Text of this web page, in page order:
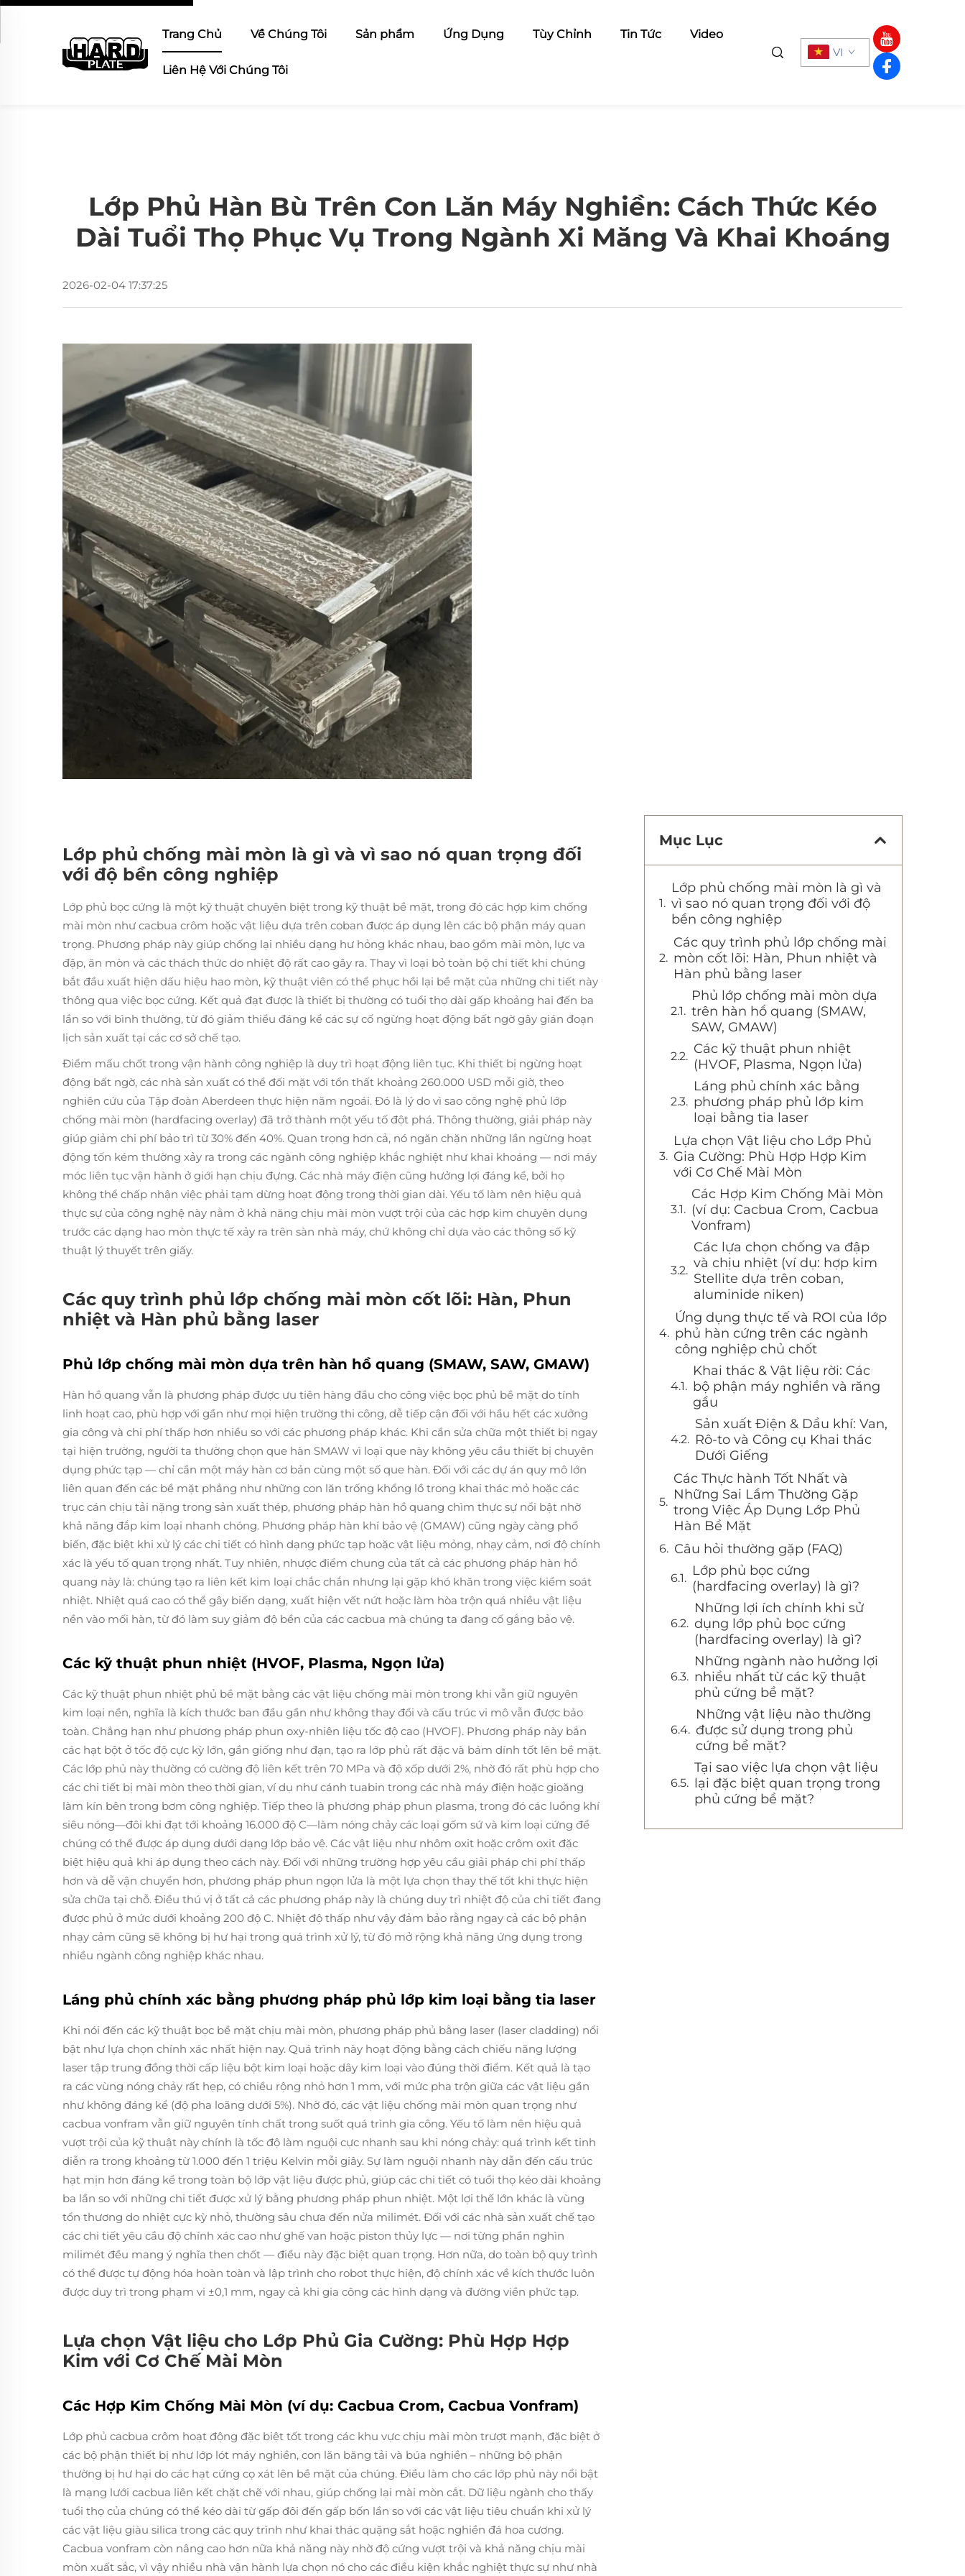
Trang Chủ Về Chúng Tôi Sản phẩm Ứng Dụng Tùy Chỉnh Tin Tức Video
Liên Hệ Với Chúng Tôi
VI
Lớp Phủ Hàn Bù Trên Con Lăn Máy Nghiền: Cách Thức Kéo
Dài Tuổi Thọ Phục Vụ Trong Ngành Xi Măng Và Khai Khoáng
2026-02-04 17:37:25
Lớp phủ chống mài mòn là gì và vì sao nó quan trọng đối
với độ bền công nghiệp
Lớp phủ bọc cứng là một kỹ thuật chuyên biệt trong kỹ thuật bề mặt, trong đó các hợp kim chống
mài mòn như cacbua crôm hoặc vật liệu dựa trên coban được áp dụng lên các bộ phận máy quan
trọng. Phương pháp này giúp chống lại nhiều dạng hư hỏng khác nhau, bao gồm mài mòn, lực va
đập, ăn mòn và các thách thức do nhiệt độ rất cao gây ra. Thay vì loại bỏ toàn bộ chi tiết khi chúng
bắt đầu xuất hiện dấu hiệu hao mòn, kỹ thuật viên có thể phục hồi lại bề mặt của những chi tiết này
thông qua việc bọc cứng. Kết quả đạt được là thiết bị thường có tuổi thọ dài gấp khoảng hai đến ba
lần so với bình thường, từ đó giảm thiểu đáng kể các sự cố ngừng hoạt động bất ngờ gây gián đoạn
lịch sản xuất tại các cơ sở chế tạo.
Điểm mấu chốt trong vận hành công nghiệp là duy trì hoạt động liên tục. Khi thiết bị ngừng hoạt
động bất ngờ, các nhà sản xuất có thể đối mặt với tổn thất khoảng 260.000 USD mỗi giờ, theo
nghiên cứu của Tập đoàn Aberdeen thực hiện năm ngoái. Đó là lý do vì sao công nghệ phủ lớp
chống mài mòn (hardfacing overlay) đã trở thành một yếu tố đột phá. Thông thường, giải pháp này
giúp giảm chi phí bảo trì từ 30% đến 40%. Quan trọng hơn cả, nó ngăn chặn những lần ngừng hoạt
động tốn kém thường xảy ra trong các ngành công nghiệp khắc nghiệt như khai khoáng — nơi máy
móc liên tục vận hành ở giới hạn chịu đựng. Các nhà máy điện cũng hưởng lợi đáng kể, bởi họ
không thể chấp nhận việc phải tạm dừng hoạt động trong thời gian dài. Yếu tố làm nên hiệu quả
thực sự của công nghệ này nằm ở khả năng chịu mài mòn vượt trội của các hợp kim chuyên dụng
trước các dạng hao mòn thực tế xảy ra trên sàn nhà máy, chứ không chỉ dựa vào các thông số kỹ
thuật lý thuyết trên giấy.
Các quy trình phủ lớp chống mài mòn cốt lõi: Hàn, Phun
nhiệt và Hàn phủ bằng laser
Phủ lớp chống mài mòn dựa trên hàn hồ quang (SMAW, SAW, GMAW)
Hàn hồ quang vẫn là phương pháp được ưu tiên hàng đầu cho công việc bọc phủ bề mặt do tính
linh hoạt cao, phù hợp với gần như mọi hiện trường thi công, dễ tiếp cận đối với hầu hết các xưởng
gia công và chi phí thấp hơn nhiều so với các phương pháp khác. Khi cần sửa chữa một thiết bị ngay
tại hiện trường, người ta thường chọn que hàn SMAW vì loại que này không yêu cầu thiết bị chuyên
dụng phức tạp — chỉ cần một máy hàn cơ bản cùng một số que hàn. Đối với các dự án quy mô lớn
liên quan đến các bề mặt phẳng như những con lăn trống khổng lồ trong khai thác mỏ hoặc các
trục cán chịu tải nặng trong sản xuất thép, phương pháp hàn hồ quang chìm thực sự nổi bật nhờ
khả năng đắp kim loại nhanh chóng. Phương pháp hàn khí bảo vệ (GMAW) cũng ngày càng phổ
biến, đặc biệt khi xử lý các chi tiết có hình dạng phức tạp hoặc vật liệu mỏng, nhạy cảm, nơi độ chính
xác là yếu tố quan trọng nhất. Tuy nhiên, nhược điểm chung của tất cả các phương pháp hàn hồ
quang này là: chúng tạo ra liên kết kim loại chắc chắn nhưng lại gặp khó khăn trong việc kiểm soát
nhiệt. Nhiệt quá cao có thể gây biến dạng, xuất hiện vết nứt hoặc làm hòa trộn quá nhiều vật liệu
nền vào mối hàn, từ đó làm suy giảm độ bền của các cacbua mà chúng ta đang cố gắng bảo vệ.
Các kỹ thuật phun nhiệt (HVOF, Plasma, Ngọn lửa)
Các kỹ thuật phun nhiệt phủ bề mặt bằng các vật liệu chống mài mòn trong khi vẫn giữ nguyên
kim loại nền, nghĩa là kích thước ban đầu gần như không thay đổi và cấu trúc vi mô vẫn được bảo
toàn. Chẳng hạn như phương pháp phun oxy-nhiên liệu tốc độ cao (HVOF). Phương pháp này bắn
các hạt bột ở tốc độ cực kỳ lớn, gần giống như đạn, tạo ra lớp phủ rất đặc và bám dính tốt lên bề mặt.
Các lớp phủ này thường có cường độ liên kết trên 70 MPa và độ xốp dưới 2%, nhờ đó rất phù hợp cho
các chi tiết bị mài mòn theo thời gian, ví dụ như cánh tuabin trong các nhà máy điện hoặc gioăng
làm kín bên trong bơm công nghiệp. Tiếp theo là phương pháp phun plasma, trong đó các luồng khí
siêu nóng—đôi khi đạt tới khoảng 16.000 độ C—làm nóng chảy các loại gốm sứ và kim loại cứng để
chúng có thể được áp dụng dưới dạng lớp bảo vệ. Các vật liệu như nhôm oxit hoặc crôm oxit đặc
biệt hiệu quả khi áp dụng theo cách này. Đối với những trường hợp yêu cầu giải pháp chi phí thấp
hơn và dễ vận chuyển hơn, phương pháp phun ngọn lửa là một lựa chọn thay thế tốt khi thực hiện
sửa chữa tại chỗ. Điều thú vị ở tất cả các phương pháp này là chúng duy trì nhiệt độ của chi tiết đang
được phủ ở mức dưới khoảng 200 độ C. Nhiệt độ thấp như vậy đảm bảo rằng ngay cả các bộ phận
nhạy cảm cũng sẽ không bị hư hại trong quá trình xử lý, từ đó mở rộng khả năng ứng dụng trong
nhiều ngành công nghiệp khác nhau.
Láng phủ chính xác bằng phương pháp phủ lớp kim loại bằng tia laser
Khi nói đến các kỹ thuật bọc bề mặt chịu mài mòn, phương pháp phủ bằng laser (laser cladding) nổi
bật như lựa chọn chính xác nhất hiện nay. Quá trình này hoạt động bằng cách chiếu năng lượng
laser tập trung đồng thời cấp liệu bột kim loại hoặc dây kim loại vào đúng thời điểm. Kết quả là tạo
ra các vùng nóng chảy rất hẹp, có chiều rộng nhỏ hơn 1 mm, với mức pha trộn giữa các vật liệu gần
như không đáng kể (độ pha loãng dưới 5%). Nhờ đó, các vật liệu chống mài mòn quan trọng như
cacbua vonfram vẫn giữ nguyên tính chất trong suốt quá trình gia công. Yếu tố làm nên hiệu quả
vượt trội của kỹ thuật này chính là tốc độ làm nguội cực nhanh sau khi nóng chảy: quá trình kết tinh
diễn ra trong khoảng từ 1.000 đến 1 triệu Kelvin mỗi giây. Sự làm nguội nhanh này dẫn đến cấu trúc
hạt mịn hơn đáng kể trong toàn bộ lớp vật liệu được phủ, giúp các chi tiết có tuổi thọ kéo dài khoảng
ba lần so với những chi tiết được xử lý bằng phương pháp phun nhiệt. Một lợi thế lớn khác là vùng
tổn thương do nhiệt cực kỳ nhỏ, thường sâu chưa đến nửa milimét. Đối với các nhà sản xuất chế tạo
các chi tiết yêu cầu độ chính xác cao như ghế van hoặc piston thủy lực — nơi từng phần nghìn
milimét đều mang ý nghĩa then chốt — điều này đặc biệt quan trọng. Hơn nữa, do toàn bộ quy trình
có thể được tự động hóa hoàn toàn và lập trình cho robot thực hiện, độ chính xác về kích thước luôn
được duy trì trong phạm vi ±0,1 mm, ngay cả khi gia công các hình dạng và đường viền phức tạp.
Lựa chọn Vật liệu cho Lớp Phủ Gia Cường: Phù Hợp Hợp
Kim với Cơ Chế Mài Mòn
Các Hợp Kim Chống Mài Mòn (ví dụ: Cacbua Crom, Cacbua Vonfram)
Lớp phủ cacbua crôm hoạt động đặc biệt tốt trong các khu vực chịu mài mòn trượt mạnh, đặc biệt ở
các bộ phận thiết bị như lớp lót máy nghiền, con lăn băng tải và búa nghiền – những bộ phận
thường bị hư hại do các hạt cứng cọ xát lên bề mặt của chúng. Điều làm cho các lớp phủ này nổi bật
là mạng lưới cacbua liên kết chặt chẽ với nhau, giúp chống lại mài mòn cắt. Dữ liệu ngành cho thấy
tuổi thọ của chúng có thể kéo dài từ gấp đôi đến gấp bốn lần so với các vật liệu tiêu chuẩn khi xử lý
các vật liệu giàu silica trong các quy trình như khai thác quặng sắt hoặc nghiền đá hoa cương.
Cacbua vonfram còn nâng cao hơn nữa khả năng này nhờ độ cứng vượt trội và khả năng chịu mài
mòn xuất sắc, vì vậy nhiều nhà vận hành lựa chọn nó cho các điều kiện khắc nghiệt thực sự như nhà
Mục Lục
Lớp phủ chống mài mòn là gì và
vì sao nó quan trọng đối với độ
bền công nghiệp
Các quy trình phủ lớp chống mài
mòn cốt lõi: Hàn, Phun nhiệt và
Hàn phủ bằng laser
Phủ lớp chống mài mòn dựa
trên hàn hồ quang (SMAW,
SAW, GMAW)
Các kỹ thuật phun nhiệt
(HVOF, Plasma, Ngọn lửa)
Láng phủ chính xác bằng
phương pháp phủ lớp kim
loại bằng tia laser
Lựa chọn Vật liệu cho Lớp Phủ
Gia Cường: Phù Hợp Hợp Kim
với Cơ Chế Mài Mòn
Các Hợp Kim Chống Mài Mòn
(ví dụ: Cacbua Crom, Cacbua
Vonfram)
Các lựa chọn chống va đập
và chịu nhiệt (ví dụ: hợp kim
Stellite dựa trên coban,
aluminide niken)
Ứng dụng thực tế và ROI của lớp
phủ hàn cứng trên các ngành
công nghiệp chủ chốt
Khai thác & Vật liệu rời: Các
bộ phận máy nghiền và răng
gầu
Sản xuất Điện & Dầu khí: Van,
Rô-to và Công cụ Khai thác
Dưới Giếng
Các Thực hành Tốt Nhất và
Những Sai Lầm Thường Gặp
trong Việc Áp Dụng Lớp Phủ
Hàn Bề Mặt
Câu hỏi thường gặp (FAQ)
Lớp phủ bọc cứng
(hardfacing overlay) là gì?
Những lợi ích chính khi sử
dụng lớp phủ bọc cứng
(hardfacing overlay) là gì?
Những ngành nào hưởng lợi
nhiều nhất từ các kỹ thuật
phủ cứng bề mặt?
Những vật liệu nào thường
được sử dụng trong phủ
cứng bề mặt?
Tại sao việc lựa chọn vật liệu
lại đặc biệt quan trọng trong
phủ cứng bề mặt?